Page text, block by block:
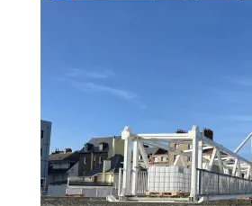
Calculs de précisions : la
passerelle doit arriver
précisément entre ces 2
traits. Contrat rempli !